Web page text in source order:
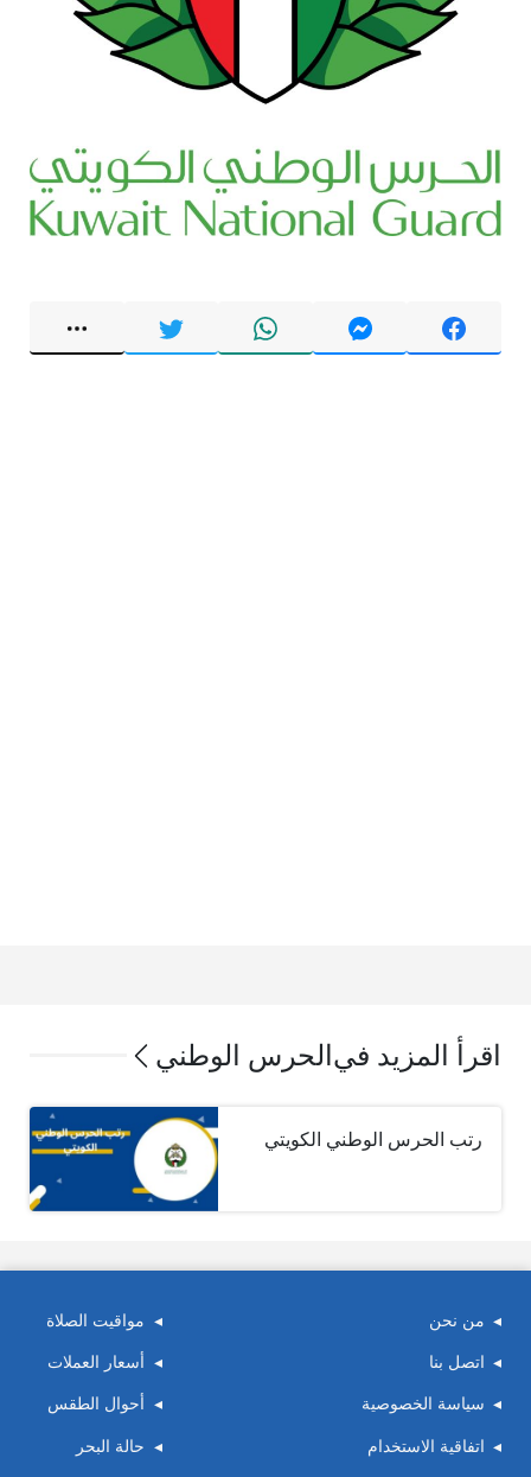
اقرأ المزيد في الحرس الوطني
رتب الحرس الوطني الكويتي
من نحن
اتصل بنا
سياسة الخصوصية
اتفاقية الاستخدام
مواقيت الصلاة
أسعار العملات
أحوال الطقس
حالة البحر